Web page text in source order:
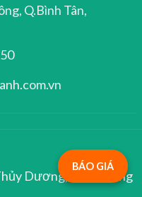
Q.Bình Tân,
Dương, TX. Hương
BÁO GIÁ